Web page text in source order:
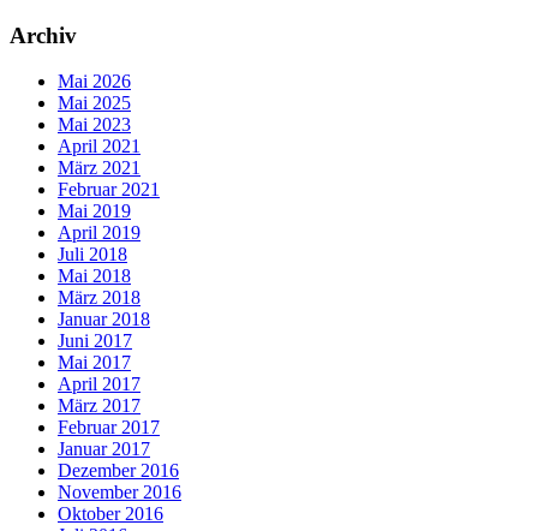
Archiv
Mai 2026
Mai 2025
Mai 2023
April 2021
März 2021
Februar 2021
Mai 2019
April 2019
Juli 2018
Mai 2018
März 2018
Januar 2018
Juni 2017
Mai 2017
April 2017
März 2017
Februar 2017
Januar 2017
Dezember 2016
November 2016
Oktober 2016